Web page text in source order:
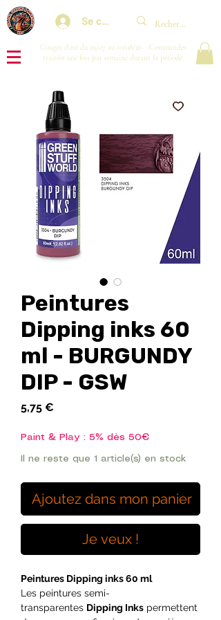
Se connecter
Congés d'été du 29/07 au 10/08/26 : Commandes
traitées une fois par semaine durant la période.
Peintures
Dipping inks 60
ml - BURGUNDY
DIP - GSW
5,75 €
Paint & Play : 5% dès 50€
Il ne reste que 1 article(s) en stock
Ajoutez dans mon panier
Je veux !
Peintures Dipping inks 60 ml
Les peintures semi-
transparentes Dipping Inks permettent